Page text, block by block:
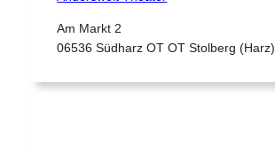
Am Markt 2
06536 Südharz OT OT Stolberg (Harz)